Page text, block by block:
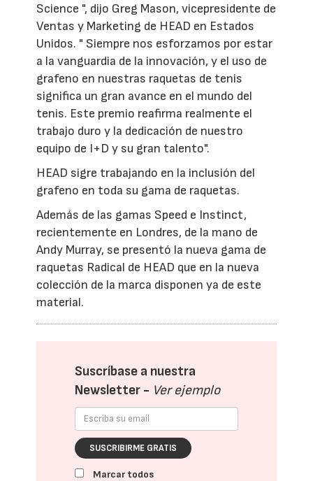
Science ", dijo Greg Mason, vicepresidente de
Ventas y Marketing de HEAD en Estados
Unidos. " Siempre nos esforzamos por estar
a la vanguardia de la innovación, y el uso de
grafeno en nuestras raquetas de tenis
significa un gran avance en el mundo del
tenis. Este premio reafirma realmente el
trabajo duro y la dedicación de nuestro
equipo de I+D y su gran talento".
HEAD sigre trabajando en la inclusión del
grafeno en toda su gama de raquetas.
Además de las gamas Speed e Instinct,
recientemente en Londres, de la mano de
Andy Murray, se presentó la nueva gama de
raquetas Radical de HEAD que en la nueva
colección de la marca disponen ya de este
material.
Suscríbase a nuestra
Newsletter - Ver ejemplo
SUSCRIBIRME GRATIS
Marcar todos